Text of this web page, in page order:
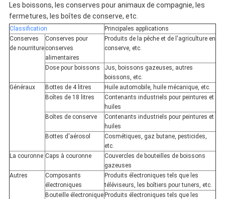
Les boissons, les conserves pour animaux de compagnie, les
fermetures, les boîtes de conserve, etc.
Classification
Principales applications
Conserves
de nourriture
Conserves pour
conserves
alimentaires
Produits de la pêche et de l'agriculture en
conserve, etc.
Dose pour boissons
Jus, boissons gazeuses, autres
boissons, etc.
Généraux
Bottes de 4 litres
Huile automobile, huile mécanique, etc.
Boîtes de 18 litres
Contenants industriels pour peintures et
huiles
Boîtes de conserve
Contenants industriels pour peintures et
huiles
Bottes d'aérosol
Cosmétiques, gaz butane, pesticides,
etc.
La couronne Caps à couronne
Couvercles de bouteilles de boissons
gazeuses
Autres
Composants
électroniques
Produits électroniques tels que les
téléviseurs, les boîtiers pour tuners, etc.
Bouteille électroniqueProduits électroniques tels que les